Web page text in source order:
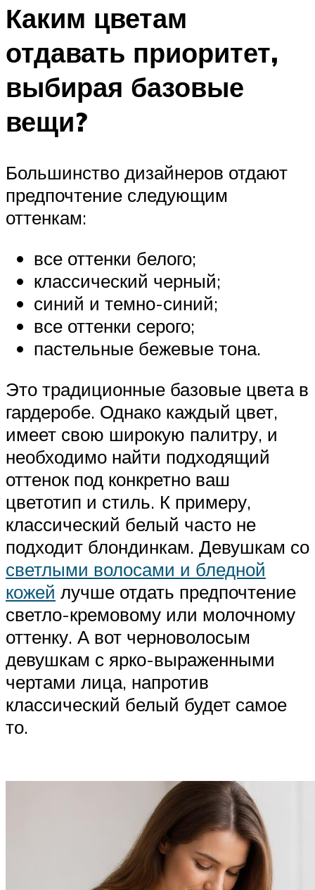
Каким цветам
отдавать приоритет,
выбирая базовые
вещи?
Большинство дизайнеров отдают
предпочтение следующим
оттенкам:
все оттенки белого;
классический черный;
синий и темно-синий;
все оттенки серого;
пастельные бежевые тона.
Это традиционные базовые цвета в
гардеробе. Однако каждый цвет,
имеет свою широкую палитру, и
необходимо найти подходящий
оттенок под конкретно ваш
цветотип и стиль. К примеру,
классический белый часто не
подходит блондинкам. Девушкам со
светлыми волосами и бледной
кожей лучше отдать предпочтение
светло-кремовому или молочному
оттенку. А вот черноволосым
девушкам с ярко-выраженными
чертами лица, напротив
классический белый будет самое
то.